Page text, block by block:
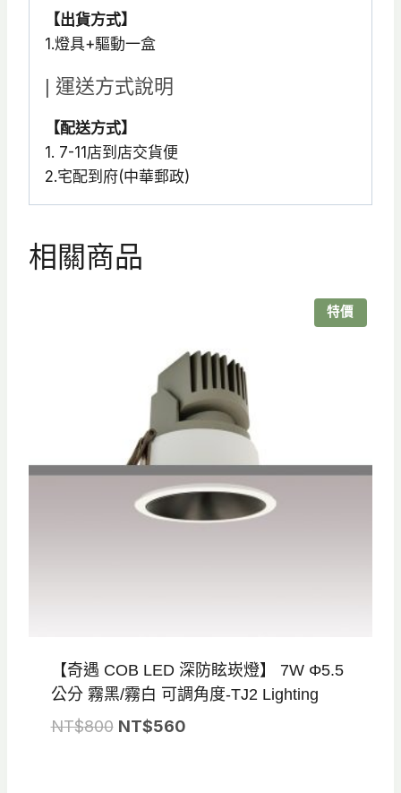
【出貨方式】
1.燈具+驅動一盒
| 運送方式說明
【配送方式】
1. 7-11店到店交貨便
2.宅配到府(中華郵政)
相關商品
特價
【奇遇 COB LED 深防眩崁燈】 7W Φ5.5
公分 霧黑/霧白 可調角度-TJ2 Lighting
NT$800 原
NT$560目